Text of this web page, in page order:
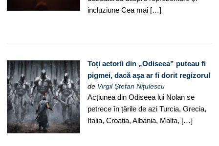
incluziune Cea mai […]
Toți actorii din „Odiseea” puteau fi
pigmei, dacă așa ar fi dorit regizorul
de Virgil Ștefan Nițulescu
Acțiunea din Odiseea lui Nolan se
petrece în țările de azi Turcia, Grecia,
Italia, Croația, Albania, Malta, […]